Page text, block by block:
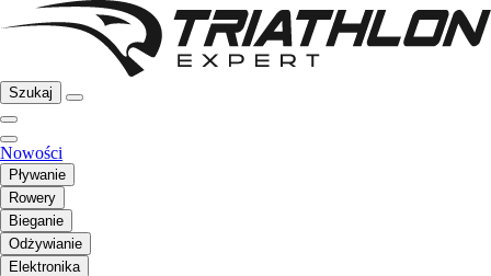
Szukaj
Nowości
Pływanie
Rowery
Bieganie
Odżywianie
Elektronika